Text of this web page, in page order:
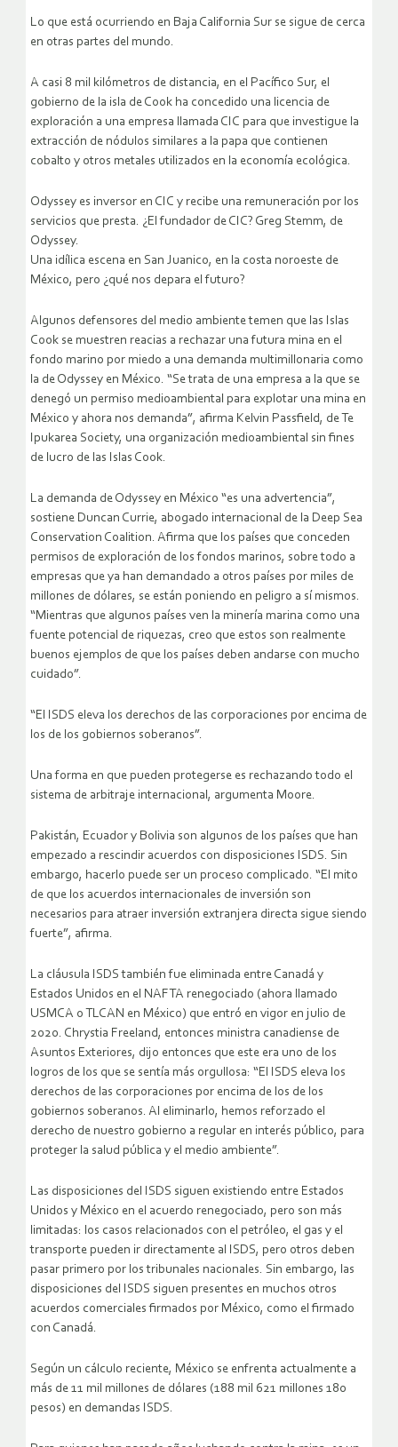
Lo que está ocurriendo en Baja California Sur se sigue de cerca
en otras partes del mundo.
A casi 8 mil kilómetros de distancia, en el Pacífico Sur, el
gobierno de la isla de Cook ha concedido una licencia de
exploración a una empresa llamada CIC para que investigue la
extracción de nódulos similares a la papa que contienen
cobalto y otros metales utilizados en la economía ecológica.
Odyssey es inversor en CIC y recibe una remuneración por los
servicios que presta. ¿El fundador de CIC? Greg Stemm, de
Odyssey.
Una idílica escena en San Juanico, en la costa noroeste de
México, pero ¿qué nos depara el futuro?
Algunos defensores del medio ambiente temen que las Islas
Cook se muestren reacias a rechazar una futura mina en el
fondo marino por miedo a una demanda multimillonaria como
la de Odyssey en México. “Se trata de una empresa a la que se
denegó un permiso medioambiental para explotar una mina en
México y ahora nos demanda”, afirma Kelvin Passfield, de Te
Ipukarea Society, una organización medioambiental sin fines
de lucro de las Islas Cook.
La demanda de Odyssey en México “es una advertencia”,
sostiene Duncan Currie, abogado internacional de la Deep Sea
Conservation Coalition. Afirma que los países que conceden
permisos de exploración de los fondos marinos, sobre todo a
empresas que ya han demandado a otros países por miles de
millones de dólares, se están poniendo en peligro a sí mismos.
“Mientras que algunos países ven la minería marina como una
fuente potencial de riquezas, creo que estos son realmente
buenos ejemplos de que los países deben andarse con mucho
cuidado”.
“El ISDS eleva los derechos de las corporaciones por encima de
los de los gobiernos soberanos”.
Una forma en que pueden protegerse es rechazando todo el
sistema de arbitraje internacional, argumenta Moore.
Pakistán, Ecuador y Bolivia son algunos de los países que han
empezado a rescindir acuerdos con disposiciones ISDS. Sin
embargo, hacerlo puede ser un proceso complicado. “El mito
de que los acuerdos internacionales de inversión son
necesarios para atraer inversión extranjera directa sigue siendo
fuerte”, afirma.
La cláusula ISDS también fue eliminada entre Canadá y
Estados Unidos en el NAFTA renegociado (ahora llamado
USMCA o TLCAN en México) que entró en vigor en julio de
2020. Chrystia Freeland, entonces ministra canadiense de
Asuntos Exteriores, dijo entonces que este era uno de los
logros de los que se sentía más orgullosa: “El ISDS eleva los
derechos de las corporaciones por encima de los de los
gobiernos soberanos. Al eliminarlo, hemos reforzado el
derecho de nuestro gobierno a regular en interés público, para
proteger la salud pública y el medio ambiente”.
Las disposiciones del ISDS siguen existiendo entre Estados
Unidos y México en el acuerdo renegociado, pero son más
limitadas: los casos relacionados con el petróleo, el gas y el
transporte pueden ir directamente al ISDS, pero otros deben
pasar primero por los tribunales nacionales. Sin embargo, las
disposiciones del ISDS siguen presentes en muchos otros
acuerdos comerciales firmados por México, como el firmado
con Canadá.
Según un cálculo reciente, México se enfrenta actualmente a
más de 11 mil millones de dólares (188 mil 621 millones 180
pesos) en demandas ISDS.